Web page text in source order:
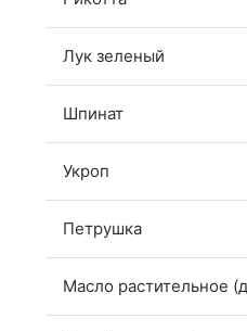
Лук зеленый
Шпинат
Укроп
Петрушка
Масло растительное